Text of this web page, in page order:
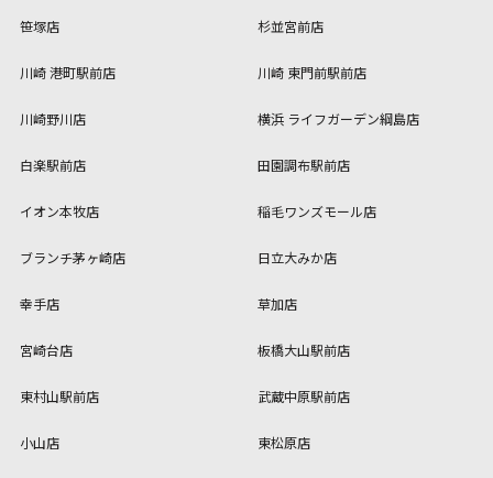
笹塚店 杉並宮前店
川崎 港町駅前店 川崎 東門前駅前店
川崎野川店 横浜 ライフガーデン綱島店
白楽駅前店 田園調布駅前店
イオン本牧店 稲毛ワンズモール店
ブランチ茅ヶ崎店 日立大みか店
幸手店 草加店
宮崎台店 板橋大山駅前店
東村山駅前店 武蔵中原駅前店
小山店 東松原店